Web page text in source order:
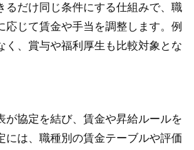
るだけ同じ条件にする仕組みで、職
応じて賃金や手当を調整します。例
く、賞与や福利厚生も比較対象とな
が協定を結び、賃金や昇給ルールを
には、職種別の賃金テーブルや評価